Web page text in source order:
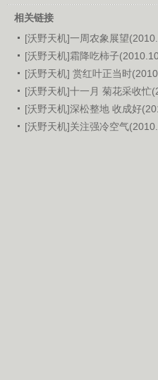
相关链接
[沃野天机]一周农象展望
[沃野天机]霜降吃柿子
[沃野天机] 赏红叶正当时
[沃野天机]十一月 菊花采收忙
[沃野天机]深松整地 收成好
[沃野天机]关注强冷空气